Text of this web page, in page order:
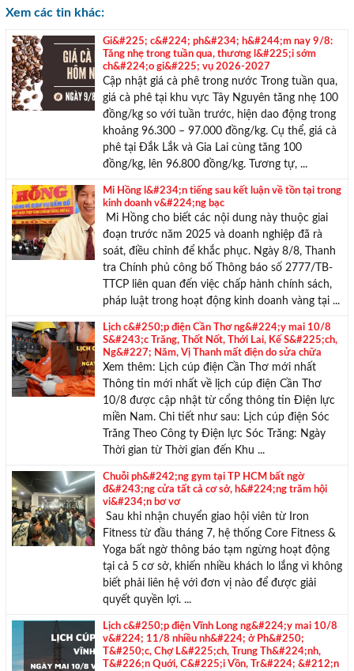
TƯ VẤN MIỄN PHÍ
Với hơn 1000 căn nhà và 50 sales thân thiện, nhiệt tình,
chúng tôi sẽ giúp bạn tìm được BĐS ưng ý!
Xem các tin khác:
Gi&#225; c&#224; ph&#234; h&#244;m nay 9/8:
Tăng nhẹ trong tuần qua, thương l&#225;i sớm
ch&#224;o gi&#225; vụ 2026-2027
Cập nhật giá cà phê trong nước Trong tuần qua,
giá cà phê tại khu vực Tây Nguyên tăng nhẹ 100
đồng/kg so với tuần trước, hiện dao động trong
khoảng 96.300 – 97.000 đồng/kg. Cụ thể, giá cà
phê tại Đắk Lắk và Gia Lai cùng tăng 100
đồng/kg, lên 96.800 đồng/kg. Tương tự, ...
Mi Hồng l&#234;n tiếng sau kết luận về tồn tại trong
kinh doanh v&#224;ng bạc
Mi Hồng cho biết các nội dung này thuộc giai
đoạn trước năm 2025 và doanh nghiệp đã rà
soát, điều chỉnh để khắc phục. Ngày 8/8, Thanh
tra Chính phủ công bố Thông báo số 2777/TB-
TTCP liên quan đến việc chấp hành chính sách,
pháp luật trong hoạt động kinh doanh vàng tại ...
Lịch c&#250;p điện Cần Thơ ng&#224;y mai 10/8
S&#243;c Trăng, Thốt Nốt, Thới Lai, Kế S&#225;ch,
Ng&#227; Năm, Vị Thanh mất điện do sửa chữa
Xem thêm: Lịch cúp điện Cần Thơ mới nhất
Thông tin mới nhất về lịch cúp điện Cần Thơ
10/8 được cập nhật từ cổng thông tin Điện lực
miền Nam. Chi tiết như sau: Lịch cúp điện Sóc
Trăng Theo Công ty Điện lực Sóc Trăng: Ngày
Thời gian từ Thời gian đến Khu ...
Chuỗi ph&#242;ng gym tại TP HCM bất ngờ
đ&#243;ng cửa tất cả cơ sở, h&#224;ng trăm hội
vi&#234;n bơ vơ
Sau khi nhận chuyển giao hội viên từ Iron
Fitness từ đầu tháng 7, hệ thống Core Fitness &
Yoga bất ngờ thông báo tạm ngừng hoạt động
tại cả 5 cơ sở, khiến nhiều khách lo lắng vì không
biết phải liên hệ với đơn vị nào để được giải
quyết quyền lợi. ...
Lịch c&#250;p điện Vĩnh Long ng&#224;y mai 10/8
v&#224; 11/8 nhiều nh&#224; ở Ph&#250;
T&#250;c, Chợ L&#225;ch, Trung Th&#224;nh,
T&#226;n Quới, C&#225;i Vồn, Tr&#224; &#212;n